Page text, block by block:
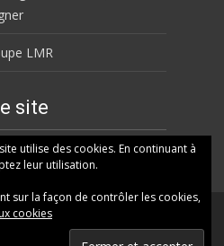
LMR
site
utilise des cookies. En continuant à
leur utilisation.
sur la façon de contrôler les cookies,
cookies